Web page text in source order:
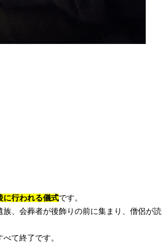
に行われる儀式です。
族、会葬者が後飾りの前に集まり、僧侶が読
て終了です。